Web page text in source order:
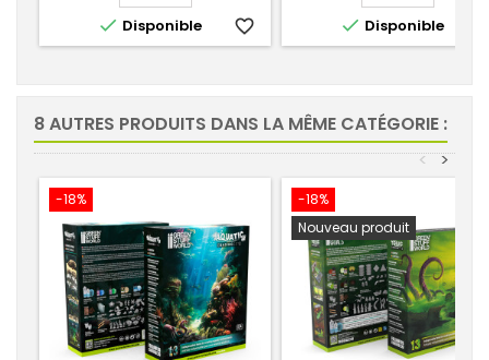
 Disponible favorite_border  Disponible
8 AUTRES PRODUITS DANS LA MÊME CATÉGORIE :
>
<
-18%
-18%
Nouveau produit